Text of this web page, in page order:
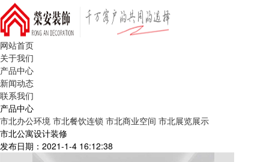
网站首页
关于我们
产品中心
新闻动态
联系我们
产品中心
市北办公环境 市北餐饮连锁 市北商业空间 市北展览展示
市北公寓设计装修
发布日期：2021-1-4 16:12:38